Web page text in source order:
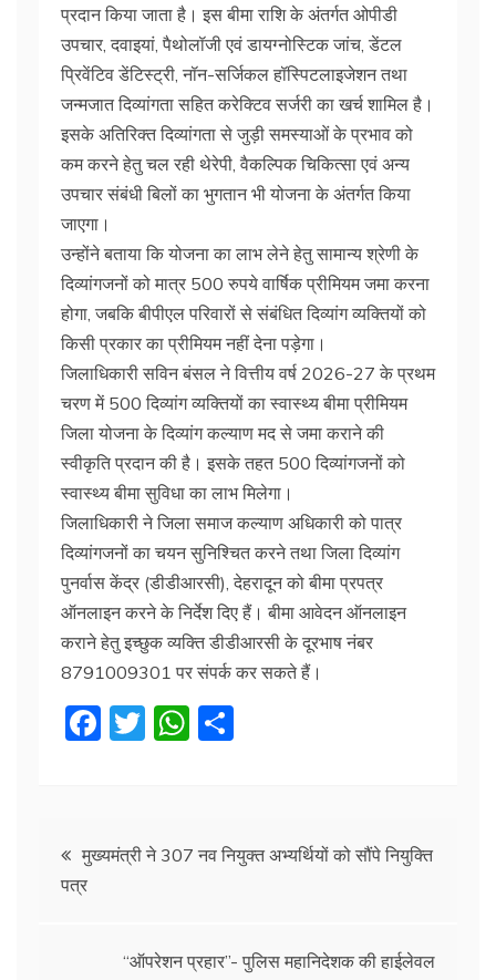
प्रदान किया जाता है। इस बीमा राशि के अंतर्गत ओपीडी
उपचार, दवाइयां, पैथोलॉजी एवं डायग्नोस्टिक जांच, डेंटल
प्रिवेंटिव डेंटिस्ट्री, नॉन-सर्जिकल हॉस्पिटलाइजेशन तथा
जन्मजात दिव्यांगता सहित करेक्टिव सर्जरी का खर्च शामिल है।
इसके अतिरिक्त दिव्यांगता से जुड़ी समस्याओं के प्रभाव को
कम करने हेतु चल रही थेरेपी, वैकल्पिक चिकित्सा एवं अन्य
उपचार संबंधी बिलों का भुगतान भी योजना के अंतर्गत किया
जाएगा।
उन्होंने बताया कि योजना का लाभ लेने हेतु सामान्य श्रेणी के
दिव्यांगजनों को मात्र 500 रुपये वार्षिक प्रीमियम जमा करना
होगा, जबकि बीपीएल परिवारों से संबंधित दिव्यांग व्यक्तियों को
किसी प्रकार का प्रीमियम नहीं देना पड़ेगा।
जिलाधिकारी सविन बंसल ने वित्तीय वर्ष 2026-27 के प्रथम
चरण में 500 दिव्यांग व्यक्तियों का स्वास्थ्य बीमा प्रीमियम
जिला योजना के दिव्यांग कल्याण मद से जमा कराने की
स्वीकृति प्रदान की है। इसके तहत 500 दिव्यांगजनों को
स्वास्थ्य बीमा सुविधा का लाभ मिलेगा।
जिलाधिकारी ने जिला समाज कल्याण अधिकारी को पात्र
दिव्यांगजनों का चयन सुनिश्चित करने तथा जिला दिव्यांग
पुनर्वास केंद्र (डीडीआरसी), देहरादून को बीमा प्रपत्र
ऑनलाइन करने के निर्देश दिए हैं। बीमा आवेदन ऑनलाइन
कराने हेतु इच्छुक व्यक्ति डीडीआरसी के दूरभाष नंबर
8791009301 पर संपर्क कर सकते हैं।
F
b
T
W
A
Post
navigation
मुख्यमंत्री ने 307 नव नियुक्त अभ्यर्थियों को सौंपे नियुक्ति
पत्र
“ऑपरेशन प्रहार”- पुलिस महानिदेशक की हाईलेवल